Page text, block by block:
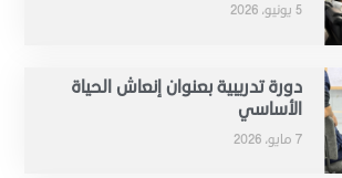
5 يونيو، 2026
دورة تدريبية بعنوان إنعاش الحياة
الأساسي
7 مايو، 2026